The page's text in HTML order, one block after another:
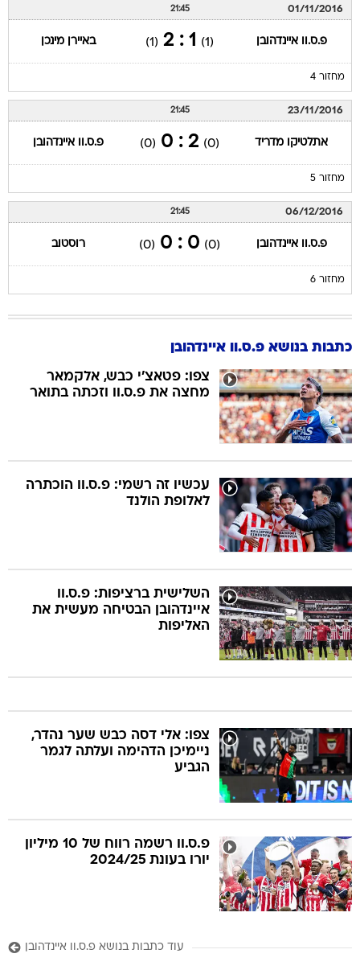
01/11/2016
21:45
פ.ס.וו איינדהובן (1)
1 : 2
(1) באיירן מינכן
מחזור 4
23/11/2016
21:45
אתלטיקו מדריד (0)
2 : 0
(0) פ.ס.וו איינדהובן
מחזור 5
06/12/2016
21:45
פ.ס.וו איינדהובן (0)
0 : 0
(0) רוסטוב
מחזור 6
כתבות בנושא פ.ס.וו איינדהובן
צפו: פטאצ'י כבש, אלקמאר
מחצה את פ.ס.וו וזכתה בתואר
עכשיו זה רשמי: פ.ס.וו הוכתרה
לאלופת הולנד
השלישית ברציפות: פ.ס.וו
איינדהובן הבטיחה מעשית את
האליפות
צפו: אלי דסה כבש שער נהדר,
ניימיכן הדהימה ועלתה לגמר
הגביע
פ.ס.וו רשמה רווח של 10 מיליון
יורו בעונת 2024/25
עוד כתבות בנושא פ.ס.וו איינדהובן